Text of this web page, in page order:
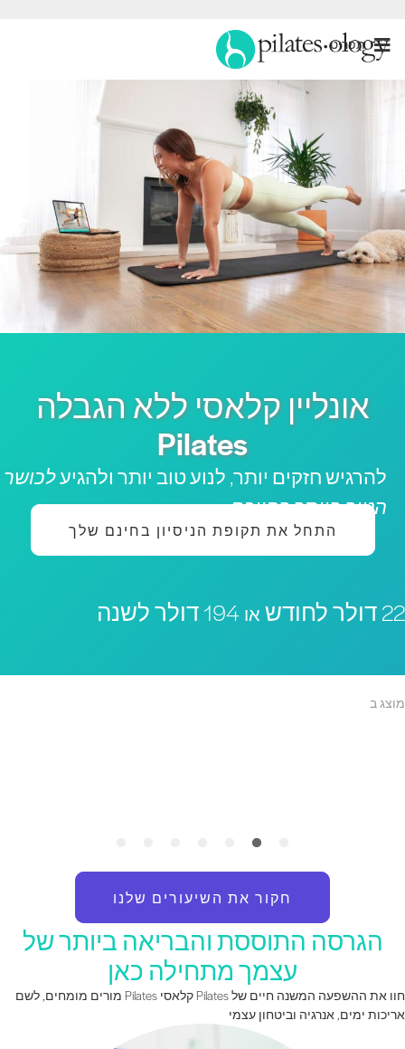
תַפרִיט
אונליין קלאסי ללא הגבלה
Pilates
להרגיש חזקים יותר, לנוע טוב יותר ולהגיעלכושר
הטוב ביותר בחייכם
התחל את תקופת הניסיון בחינם שלך
לחודש או194 דולר לשנה
ב
חקור את השיעורים שלנו
הגרסה התוססת והבריאה ביותר של
עצמך מתחילה כאן
חוו את ההשפעה המשנה חיים של Pilates קלאסי Pilates מורים מומחים, לשם
ימים, אנרגיה וביטחון עצמי